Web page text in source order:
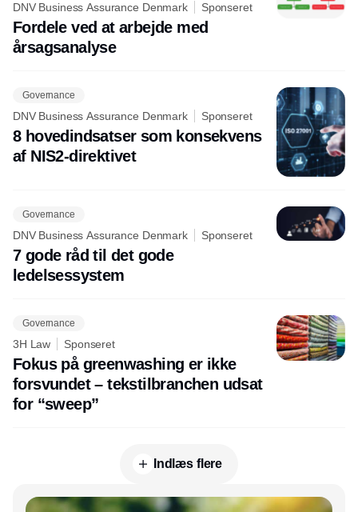
DNV Business Assurance Denmark Sponseret
Fordele ved at arbejde med
årsagsanalyse
Governance
DNV Business Assurance Denmark Sponseret
8 hovedindsatser som konsekvens
af NIS2-direktivet
Governance
DNV Business Assurance Denmark Sponseret
7 gode råd til det gode
ledelsessystem
Governance
3H Law Sponseret
Fokus på greenwashing er ikke
forsvundet – tekstilbranchen udsat
for “sweep”
Indlæs flere
Annonce